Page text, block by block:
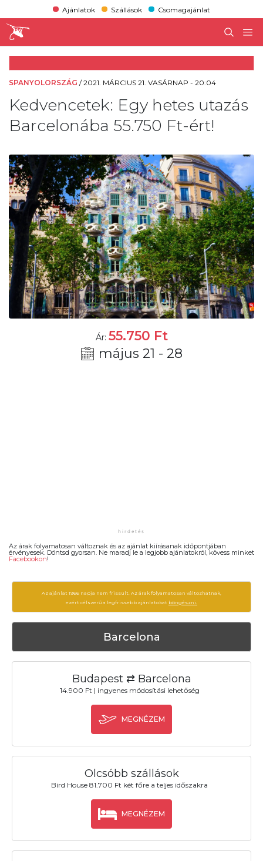
Ajánlatok Szállások Csomagajánlat
SPANYOLORSZÁG /2021. MÁRCIUS 21. VASÁRNAP - 20:04
Kedvencetek: Egy hetes utazás
Barcelonába 55.750 Ft-ért!
Ár: 55.750 Ft
május 21 - 28
Az árak folyamatosan változnak és az ajánlat kiírásanak időpontjában
érvényesek. Döntsd gyorsan. Ne maradj le a legjobb ajánlatokról, kövess minket
Facebookon!
Az ajánlat 1966 napja nem frissült. Az árak folyamatosan változhatnak,
ezért célszerű a legfrissebb ajánlatokat böngészni.
Barcelona
Budapest ⇄ Barcelona
14.900 Ft | ingyenes módosítási lehetőség
MEGNÉZEM
Olcsóbb szállások
Bird House 81.700 Ft két főre a teljes időszakra
MEGNÉZEM